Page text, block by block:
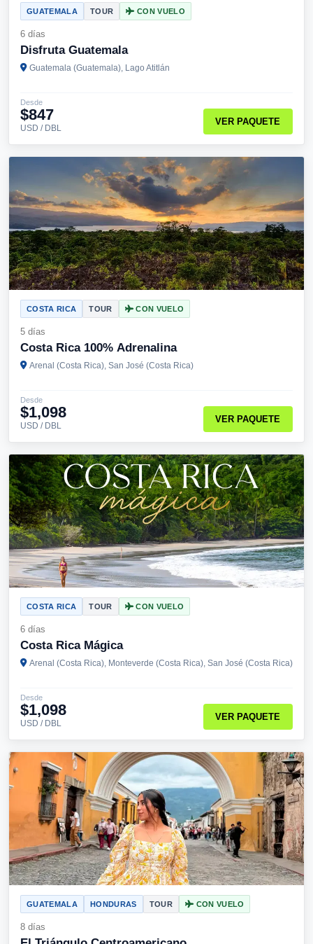
GUATEMALA TOUR CON VUELO
6 días
Disfruta Guatemala
Guatemala (Guatemala), Lago Atitlán
Desde
$847
USD / DBL
VER PAQUETE
COSTA RICA TOUR CON VUELO
5 días
Costa Rica 100% Adrenalina
Arenal (Costa Rica), San José (Costa Rica)
Desde
$1,098
USD / DBL
VER PAQUETE
COSTA RICA TOUR CON VUELO
6 días
Costa Rica Mágica
Arenal (Costa Rica), Monteverde (Costa Rica), San José (Costa Rica)
Desde
$1,098
USD / DBL
VER PAQUETE
GUATEMALA HONDURAS TOUR CON VUELO
8 días